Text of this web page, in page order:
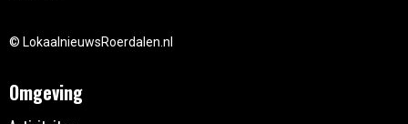
© LokaalnieuwsRoerdalen.nl
Omgeving